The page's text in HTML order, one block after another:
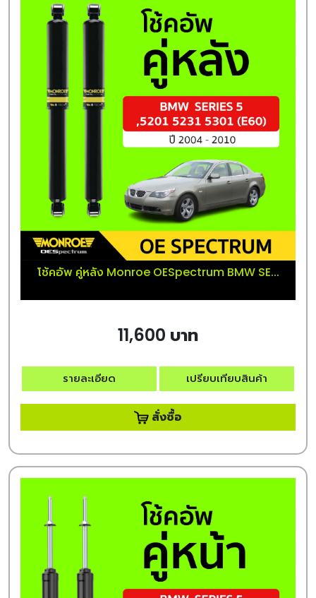
โช้คอัพ คู่หลัง Monroe OESpectrum BMW SE...
11,600 บาท
รายละเอียด เปรียบเทียบสินค้า
สั่งซื้อ